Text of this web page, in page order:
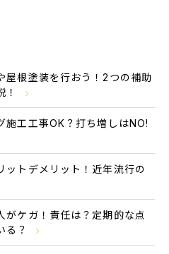
屋根塗装を行おう！2つの補助
！
施工工事OK？打ち増しはNO!
ットデメリット！近年流行の
がケガ！責任は？定期的な点
る？